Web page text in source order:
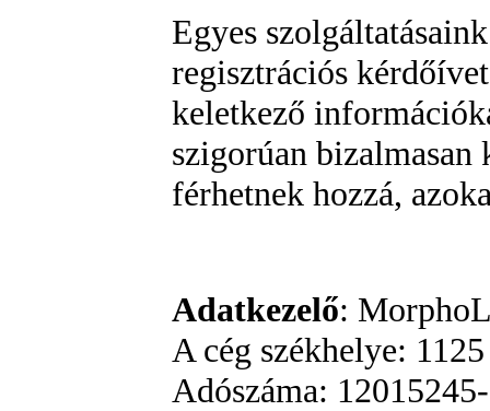
Egyes
regisztrációs
keletkező
szigorúan
férhetnek hozzá,
Adatkezelő:
A cég székhelye:
Adószáma: